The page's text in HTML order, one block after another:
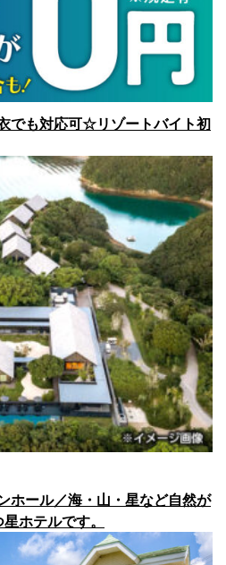
でも対応可☆リゾートバイト初
ホール／海・山・星など自然が
ホテルです。